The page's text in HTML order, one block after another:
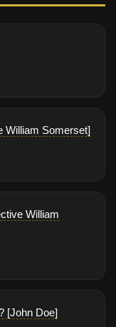
William Somerset]
William
[John Doe]